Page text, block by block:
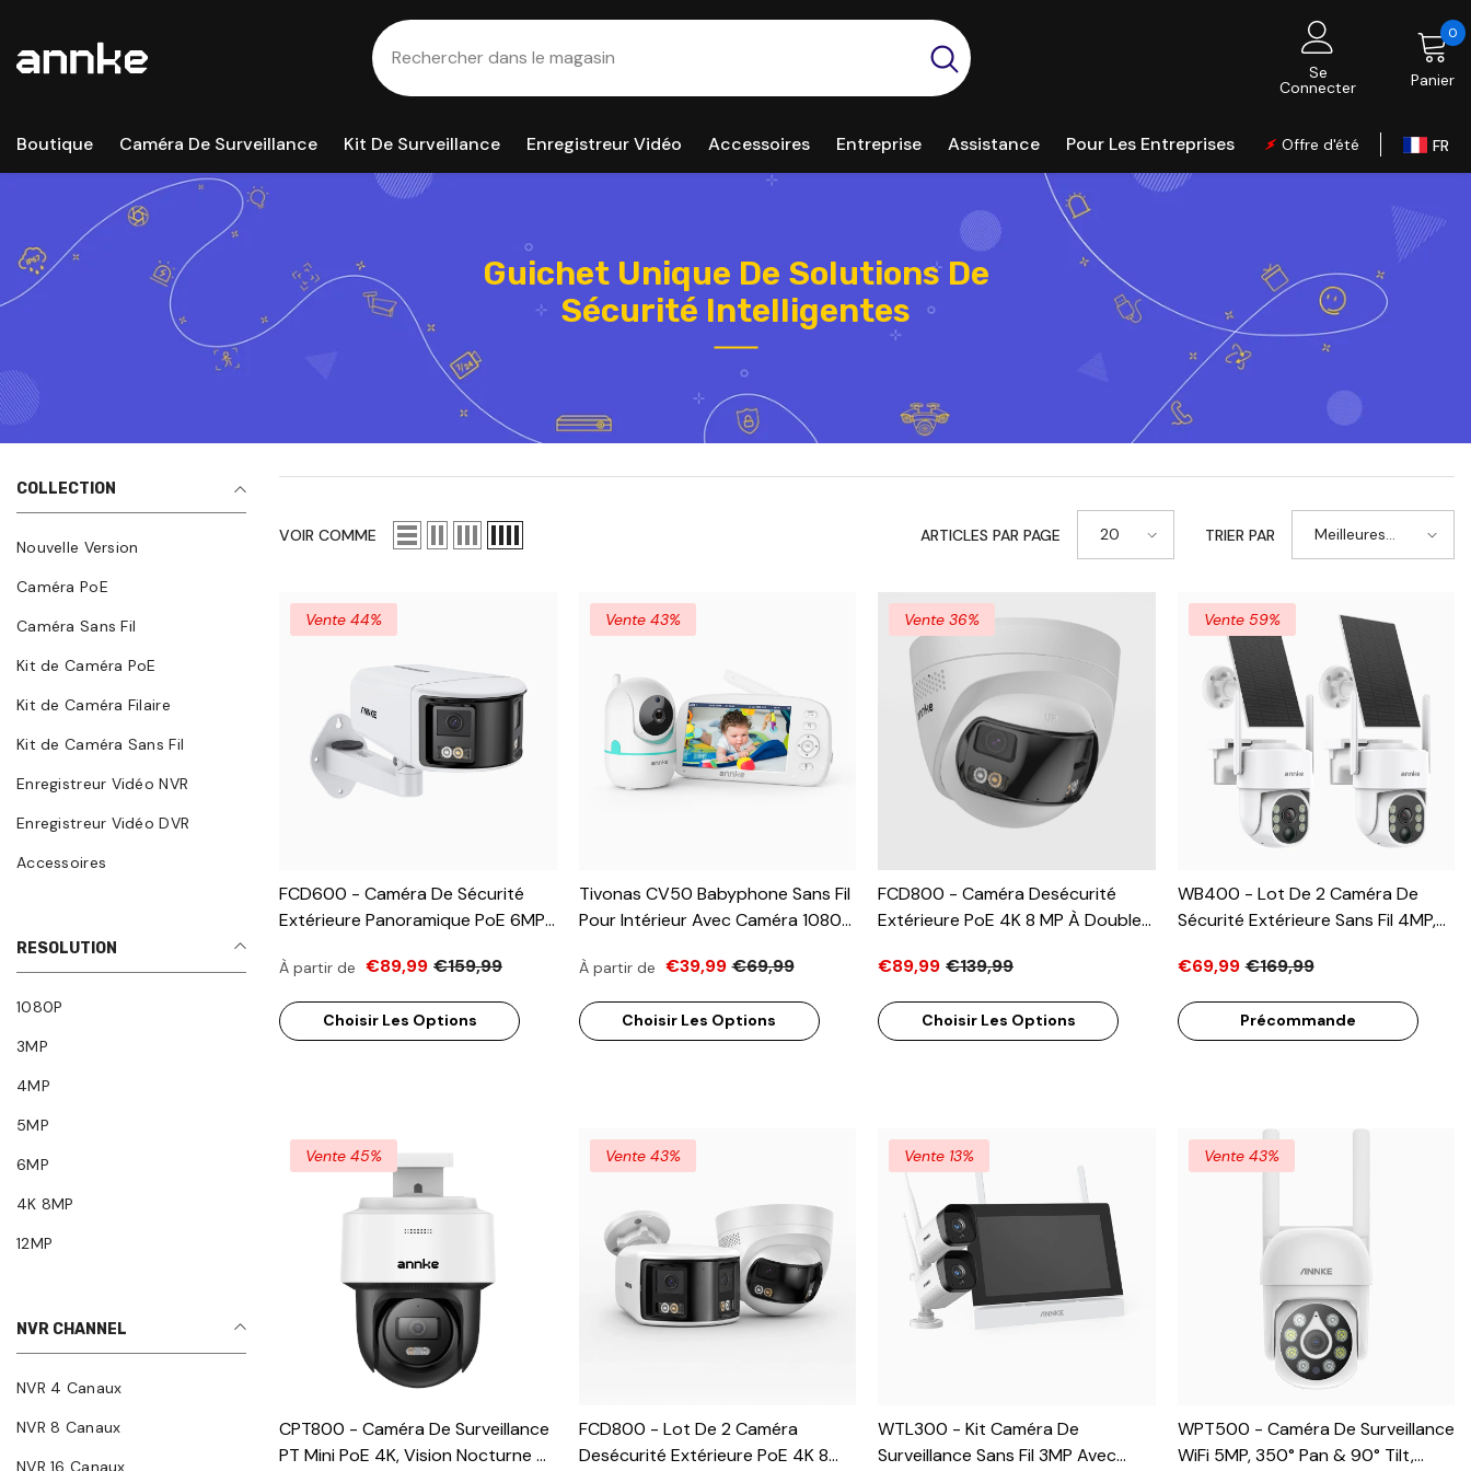
Se
Connecter Panier
0 0
Boutique Caméra De Surveillance Kit De Surveillance Enregistreur Vidéo Accessoires Entreprise Assistance Pour Les Entreprises Offre d'été
FR
Global
UK
EU
MX
SE
Guichet Unique De Solutions De
Sécurité Intelligentes
COLLECTION
Nouvelle Version
Caméra PoE
Caméra Sans Fil
Kit de Caméra PoE
Kit de Caméra Filaire
Kit de Caméra Sans Fil
Enregistreur Vidéo NVR
Enregistreur Vidéo DVR
Accessoires
RESOLUTION
1080P
3MP
4MP
5MP
6MP
4K 8MP
12MP
NVR CHANNEL
NVR 4 Canaux
NVR 8 Canaux
NVR 16 Canaux
VOIR COMME ARTICLES PAR PAGE 20 TRIER PAR
Meilleures
ventes
Vente 44%
FCD600 - Caméra De Sécurité
Extérieure Panoramique PoE 6MP,
180°, Super Ouverture F/1.2,
Capteur BSI, Micro Intégré, Sirène
Et Alarme Actives
À partir de €89,99 €159,99
Choisir Les Options
Vente 43%
Tivonas CV50 Babyphone Sans Fil
Pour Intérieur Avec Caméra 1080p
VOX, Détection De Voix Et
Température, Rappel De Repas,
Caméra Panoramique 360° Avec
À partir de €39,99 €69,99
Choisir Les Options
Vente 36%
FCD800 - Caméra Desécurité
Extérieure PoE 4K 8 MP À Double
Champ De Vision Vertical De 77°,
Vision Nocturne Intelligente À
Double Éclairage, Dissuasion
€89,99 €139,99
Choisir Les Options
Vente 59%
WB400 - Lot De 2 Caméra De
Sécurité Extérieure Sans Fil 4MP,
Détection De Mouvement, Audio
Bidirectionnel, Batterie 9000 MAh
Rechargeable, Solaire, Rotation
€69,99 €169,99
Précommande
Vente 45%
CPT800 - Caméra De Surveillance
PT Mini PoE 4K, Vision Nocturne À
Vente 43%
FCD800 - Lot De 2 Caméra
Desécurité Extérieure PoE 4K 8
Vente 13%
WTL300 - Kit Caméra De
Surveillance Sans Fil 3MP Avec
Vente 43%
WPT500 - Caméra De Surveillance
WiFi 5MP, 350° Pan & 90° Tilt,